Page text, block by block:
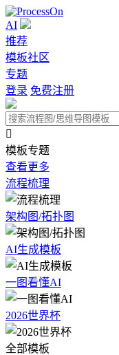
AI
推荐
模板社区
专题
登录 免费注册

模板专题
查看更多
流程梳理
架构图/拓扑图
AI生成模板
一图看懂AI
2026世界杯
全部模板